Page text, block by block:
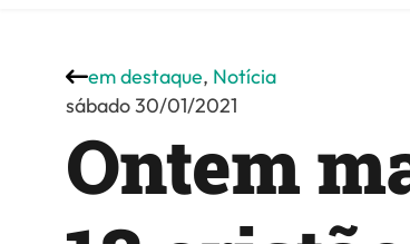
Ontem
em destaque, Notícia
sábado 30/01/2021